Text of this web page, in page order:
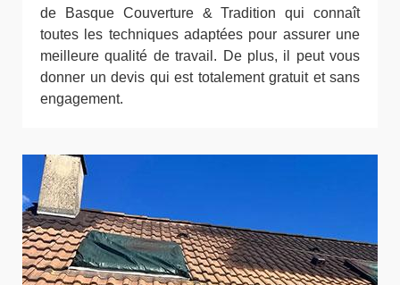
de Basque Couverture & Tradition qui connaît
toutes les techniques adaptées pour assurer une
meilleure qualité de travail. De plus, il peut vous
donner un devis qui est totalement gratuit et sans
engagement.